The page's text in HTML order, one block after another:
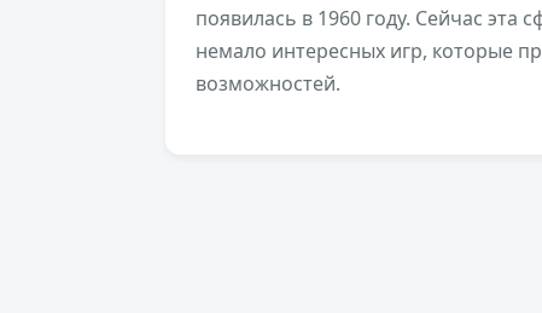
появилась в 1960 году. Сейчас эта
немало интересных игр, которые
возможностей.